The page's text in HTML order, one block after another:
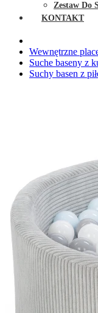
Zestaw Do
KONTAKT
Wewnętrzne
Suche baseny z
Suchy basen z